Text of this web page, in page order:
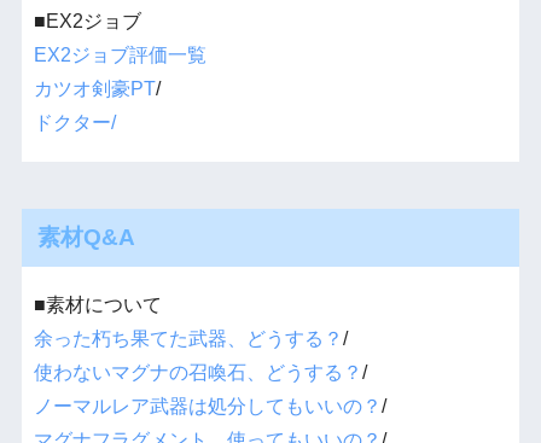
■EX2ジョブ
EX2ジョブ評価一覧
カツオ剣豪PT/
ドクター/
素材Q&A
■素材について
余った朽ち果てた武器、どうする？ /
使わないマグナの召喚石、どうする？ /
ノーマルレア武器は処分してもいいの？ /